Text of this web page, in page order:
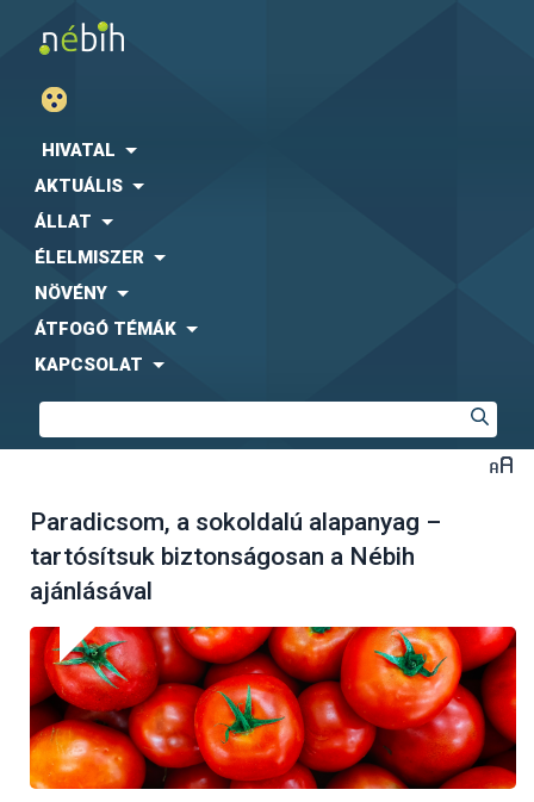
HIVATAL
AKTUÁLIS
ÁLLAT
ÉLELMISZER
NÖVÉNY
ÁTFOGÓ TÉMÁK
KAPCSOLAT
Paradicsom, a sokoldalú alapanyag –
tartósítsuk biztonságosan a Nébih
ajánlásával